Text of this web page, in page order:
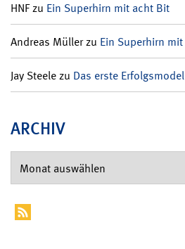
HNFzu Ein Superhirn mit acht Bit
Andreas Müllerzu Ein Superhirn
Jay Steelezu Das erste
ARCHIV